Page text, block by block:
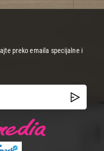
preko emaila specijalne i